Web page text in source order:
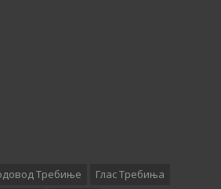
Требиње
Глас Требиња